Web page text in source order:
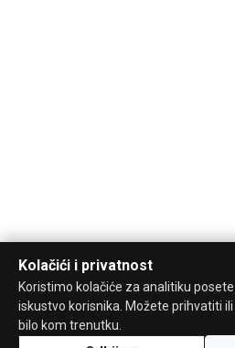
Kolačići i privatnost
Koristimo kolačiće za analitiku
iskustvo korisnika. Možete prihvatiti
bilo kom trenutku.